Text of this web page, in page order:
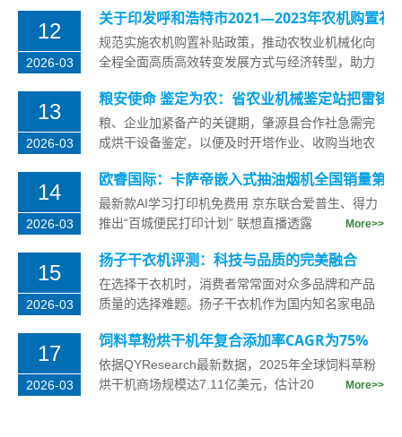
12
2026-03
关于印发呼和浩特市2021—2023年农机购置补
规范实施农机购置补贴政策，推动农牧业机械化向
全程全面高质高效转变发展方式与经济转型，助力
13
2026-03
粮安使命 鉴定为农：省农业机械鉴定站把雷锋
粮、企业加紧备产的关键期，肇源县合作社急需完
成烘干设备鉴定，以便及时开塔作业、收购当地农
14
2026-03
欧睿国际：卡萨帝嵌入式抽油烟机全国销量第
最新款AI学习打印机免费用 京东联合爱普生、得力
推出“百城便民打印计划” 联想直播透露
More>>
15
2026-03
扬子干衣机评测：科技与品质的完美融合
在选择干衣机时，消费者常常面对众多品牌和产品
质量的选择难题。扬子干衣机作为国内知名家电品
17
2026-03
饲料草粉烘干机年复合添加率CAGR为75%
依据QYResearch最新数据，2025年全球饲料草粉
烘干机商场规模达7.11亿美元，估计20
More>>